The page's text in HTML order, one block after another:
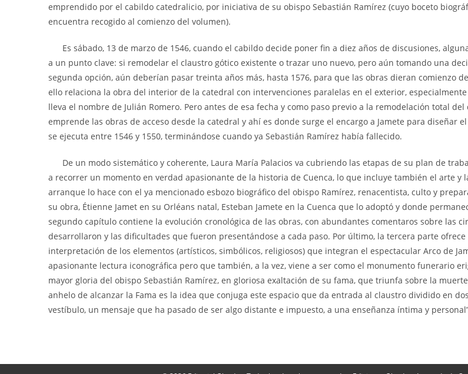
emprendido por el cabildo catedralicio, por iniciativa de su obispo Sebastián Ramírez (cuyo boceto
encuentra recogido al comienzo del volumen).
Es sábado, 13 de marzo de 1546, cuando el cabildo decide poner fin a diez años de discusiones,
a un punto clave: si remodelar el claustro gótico existente o trazar uno nuevo, pero aún tomando una
segunda opción, aún deberían pasar treinta años más, hasta 1576, para que las obras dieran comienzo
ello relaciona la obra del interior de la catedral con intervenciones paralelas en el exterior,
lleva el nombre de Julián Romero. Pero antes de esa fecha y como paso previo a la remodelación total
emprende las obras de acceso desde la catedral y ahí es donde surge el encargo a Jamete para diseñar
se ejecuta entre 1546 y 1550, terminándose cuando ya Sebastián Ramírez había fallecido.
De un modo sistemático y coherente, Laura María Palacios va cubriendo las etapas de su plan de
a recorrer un momento en verdad apasionante de la historia de Cuenca, lo que incluye también el arte y
arranque lo hace con el ya mencionado esbozo biográfico del obispo Ramírez, renacentista, culto y
su obra, Étienne Jamet en su Orléans natal, Esteban Jamete en la Cuenca que lo adoptó y donde
segundo capítulo contiene la evolución cronológica de las obras, con abundantes comentaros sobre las
desarrollaron y las dificultades que fueron presentándose a cada paso. Por último, la tercera parte
interpretación de los elementos (artísticos, simbólicos, religiosos) que integran el espectacular Arco de
apasionante lectura iconográfica pero que también, a la vez, viene a ser como el monumento funerario
mayor gloria del obispo Sebastián Ramírez, en gloriosa exaltación de su fama, que triunfa sobre la
anhelo de alcanzar la Fama es la idea que conjuga este espacio que da entrada al claustro dividido en
vestíbulo, un mensaje que ha pasado de ser algo distante e impuesto, a una enseñanza íntima y